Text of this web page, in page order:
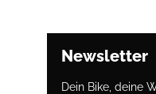
Newsletter
Dein Bike, deine